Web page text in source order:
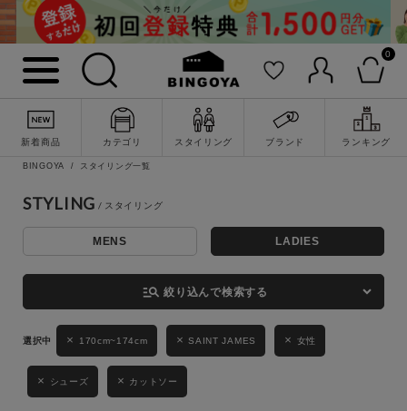
0
新着商品 カテゴリ スタイリング ブランド ランキング
詳細検索
キーワード
性別
MENS LADIES KIDS
BINGOYA スタイリング一覧
STYLING
MENS LADIES
manage_search 絞り込んで検索する
170cm~174cm SAINT JAMES 女性
シューズ カットソー